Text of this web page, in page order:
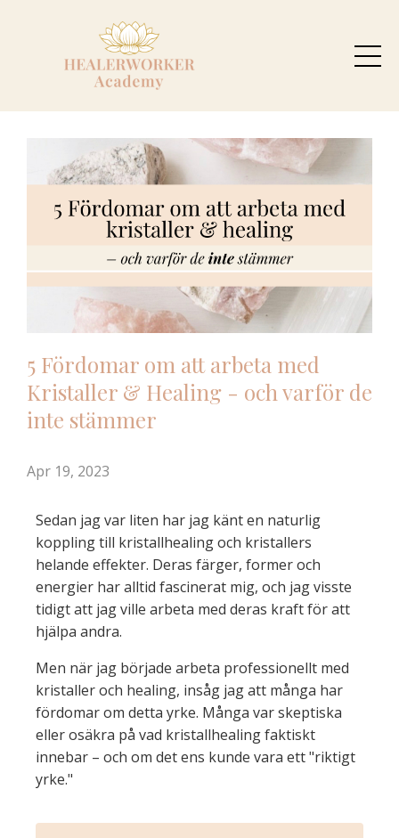
5 Fördomar om att arbeta med
Kristaller & Healing - och varför de
inte stämmer
Apr 19, 2023
Sedan jag var liten har jag känt en naturlig
koppling till kristallhealing och kristallers
helande effekter. Deras färger, former och
energier har alltid fascinerat mig, och jag visste
tidigt att jag ville arbeta med deras kraft för att
hjälpa andra.
Men när jag började arbeta professionellt med
kristaller och healing, insåg jag att många har
fördomar om detta yrke. Många var skeptiska
eller osäkra på vad kristallhealing faktiskt
innebar – och om det ens kunde vara ett "riktigt
yrke."